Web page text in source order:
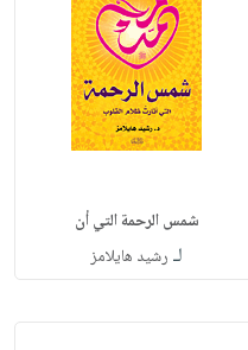
شمس الرحمة التي أن
لـ رشيد هايلامز